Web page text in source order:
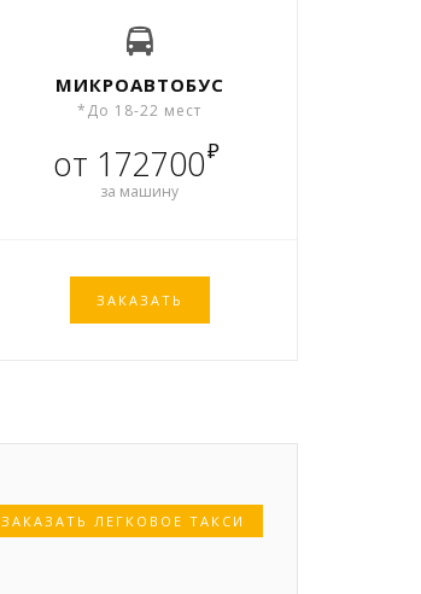
МИКРОАВТОБУС
*До 18-22 мест
от 172700₽
за машину
ЗАКАЗАТЬ
ЗАКАЗАТЬ ЛЕГКОВОЕ ТАКСИ